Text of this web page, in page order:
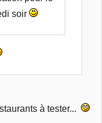
soir
à tester...